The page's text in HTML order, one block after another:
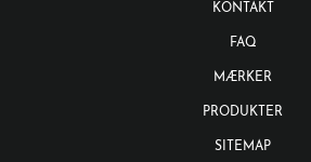
KONTAKT
FAQ
MÆRKER
PRODUKTER
SITEMAP